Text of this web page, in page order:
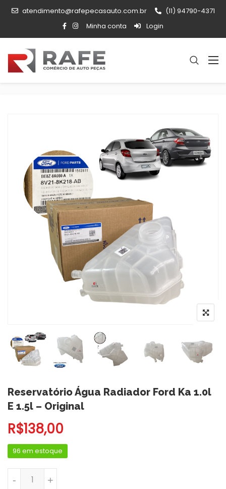
atendimento@rafepecasauto.com.br
(11) 94790-4371
Minha conta
Login
Reservatório Água Radiador Ford Ka 1.0l
E 1.5l – Original
R$138,00
96 em estoque
+
-